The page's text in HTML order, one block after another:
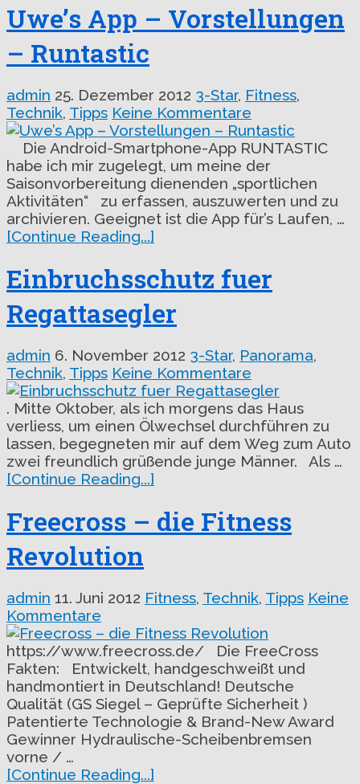
Uwe’s App – Vorstellungen
– Runtastic
admin 25. Dezember 2012 3-Star, Fitness,
Technik, Tipps Keine Kommentare
Die Android-Smartphone-App RUNTASTIC
habe ich mir zugelegt, um meine der
Saisonvorbereitung dienenden „sportlichen
Aktivitäten“ zu erfassen, auszuwerten und zu
archivieren. Geeignet ist die App für’s Laufen, …
[Continue Reading...]
Einbruchsschutz fuer
Regattasegler
admin 6. November 2012 3-Star, Panorama,
Technik, Tipps Keine Kommentare
. Mitte Oktober, als ich morgens das Haus
verliess, um einen Ölwechsel durchführen zu
lassen, begegneten mir auf dem Weg zum Auto
zwei freundlich grüßende junge Männer. Als …
[Continue Reading...]
Freecross – die Fitness
Revolution
admin 11. Juni 2012 Fitness, Technik, Tipps Keine
Kommentare
https://www.freecross.de/ Die FreeCross
Fakten: Entwickelt, handgeschweißt und
handmontiert in Deutschland! Deutsche
Qualität (GS Siegel – Geprüfte Sicherheit )
Patentierte Technologie & Brand-New Award
Gewinner Hydraulische-Scheibenbremsen
vorne / …
[Continue Reading...]